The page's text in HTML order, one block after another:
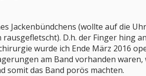
Jackenbündchens (wollte auf die
D.h. der Finger hing
wurde ich Ende März 2016
am Band vorhanden
somit das Band porös machten.